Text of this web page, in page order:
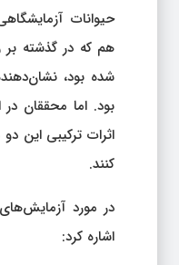
حیوانات
هم که در گذشته
شده بود،
بود. اما محققان
اثرات ترکیبی این
کنند.
در مورد
اشاره کرد: